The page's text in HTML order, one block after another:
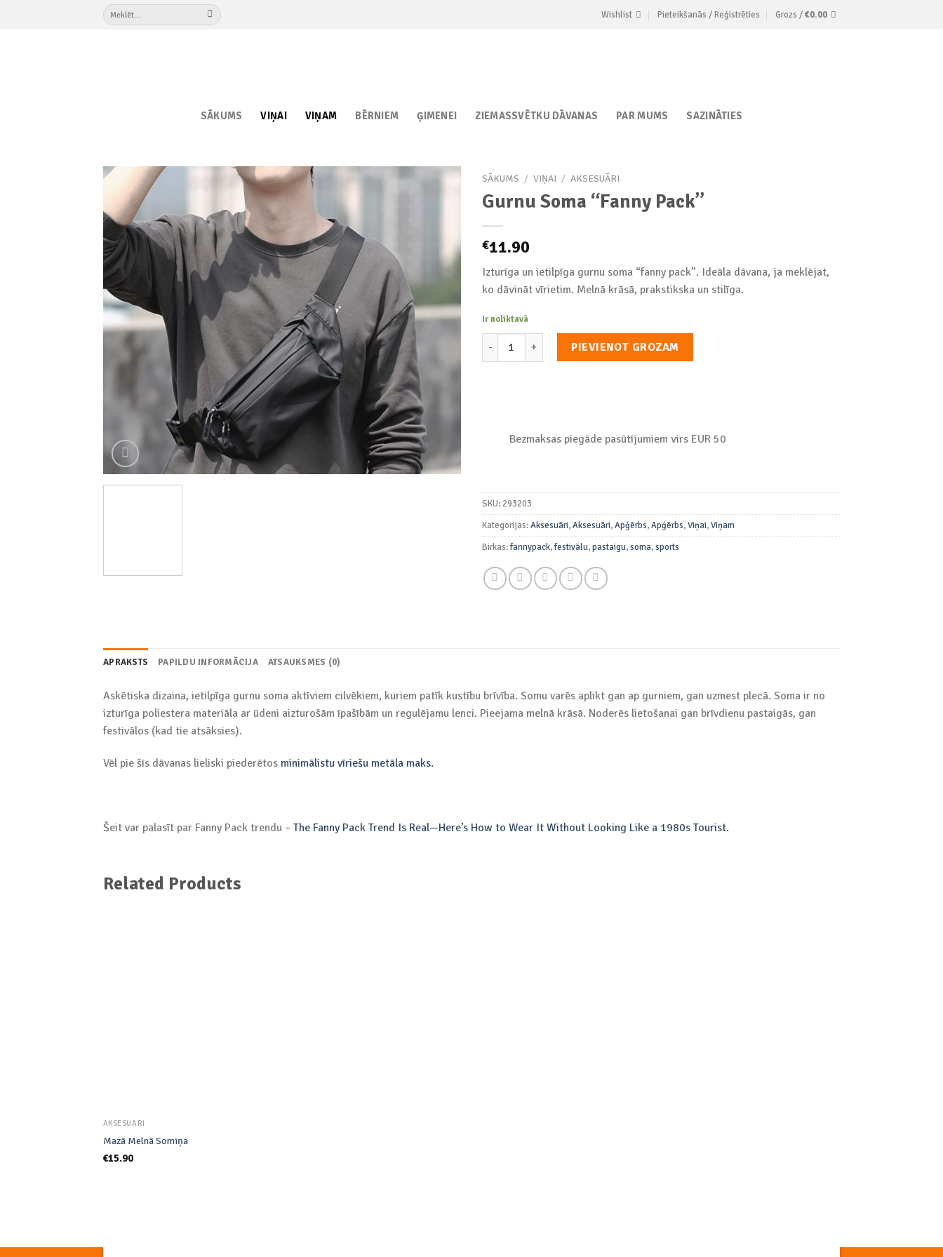
Meklēt: Wishlist Pieteikšanās / Reģistrēties Grozs /€0.00
SĀKUMS VIŅAI VIŅAM BĒRNIEM ĢIMENEI ZIEMASSVĒTKU DĀVANAS PAR MUMS SAZINĀTIES
SĀKUMS / VIŅAI / AKSESUĀRI
Gurnu Soma “Fanny Pack”
€11.90
Izturīga un ietilpīga gurnu soma “fanny pack”. Ideāla dāvana, ja meklējat,
ko dāvināt vīrietim. Melnā krāsā, prakstikska un stilīga.
Ir noliktavā
Gurnu Soma "Fanny Pack" daudzums
PIEVIENOT GROZAM
Bezmaksas piegāde pasūtījumiem virs EUR 50
SKU: 293203
Kategorijas:Aksesuāri,Aksesuāri,Apģērbs,Apģērbs,Viņai,Viņam
Birkas:fannypack,festivālu,pastaigu,soma,sports
APRAKSTS PAPILDU INFORMĀCIJA ATSAUKSMES (0)
Askētiska dizaina, ietilpīga gurnu soma aktīviem cilvēkiem, kuriem patīk kustību brīvība. Somu varēs aplikt gan ap gurniem, gan uzmest plecā. Soma ir no
izturīga poliestera materiāla ar ūdeni aizturošām īpašībām un regulējamu lenci. Pieejama melnā krāsā. Noderēs lietošanai gan brīvdienu pastaigās, gan
festivālos (kad tie atsāksies).
Vēl pie šīs dāvanas lieliski piederētos minimālistu vīriešu metāla maks.
Šeit var palasīt par Fanny Pack trendu – The Fanny Pack Trend Is Real—Here’s How to Wear It Without Looking Like a 1980s Tourist.
Related Products
AKSESUĀRI
Mazā Melnā Somiņa
€15.90